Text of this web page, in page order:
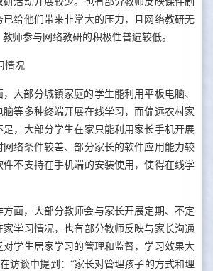
已给他们带来非常大的压力，且网络教研无
师参与网络教研的积极性普遍较低。
情况
大部分城镇家庭的学生能利用平板电脑、
等多种终端开展在线学习，而偏远农村家
足，大部分学生在家只能利用家长手机开展
网络条件较差、部分家长的软件应用能力较
件不支持在手机端的安装使用，使得在线学
方面，大部分教师会与家长开展定期、不定
学习情况，也有部分教师反映与家长沟通
对学生居家学习的管理和监督，学习效果大
访谈中提到：“家长对管理孩子的方式和理